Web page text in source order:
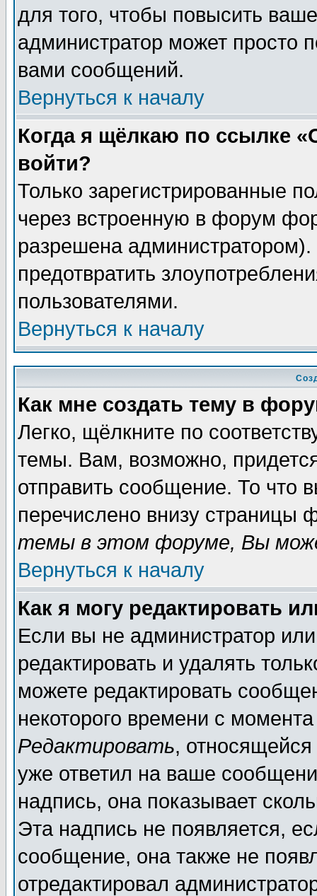
для того, чтобы повысить
администратор может просто
вами сообщений.
Вернуться к началу
Когда я щёлкаю по ссылке
войти?
Только зарегистрированные
через встроенную в форум
разрешена
предотвратить
пользователями.
Вернуться к началу
Как мне создать тему в
Легко, щёлкните по
темы. Вам, возможно,
отправить сообщение. То что
перечислено внизу страницы
темы в этом форуме, Вы
Вернуться к началу
Как я могу редактировать
Если вы не администратор
редактировать и удалять
можете редактировать
некоторого времени с
Редактировать,
уже ответил на ваше
надпись, она показывает
Эта надпись не появляется,
сообщение, она также не
отредактировал